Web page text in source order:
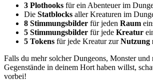
3 Plothooks für ein Abenteuer im
Die Statblocks aller Kreaturen im
8 Stimmungsbilder für jeden Raum
5 Stimmungsbilder für jede Kreatur
5 Tokens für jede Kreatur zurNutzung
Falls du mehr solcher Dungeons, Monster und
Gegenstände in deinem Hort haben willst,
vorbei!